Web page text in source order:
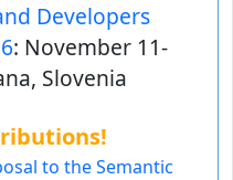
Developers
: November 11-
Slovenia
to the Semantic